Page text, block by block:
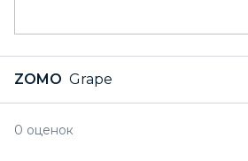
ZOMO Grape
0 оценок